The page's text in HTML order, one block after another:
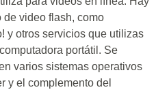
de video flash, como
y otros servicios que utilizas
portátil. Se
varios sistemas operativos
y el complemento del